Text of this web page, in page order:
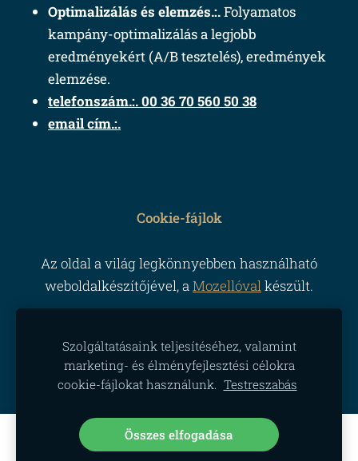
Optimalizálás és elemzés.:.Folyamatos
kampány-optimalizálás a legjobb
eredményekért (A/B tesztelés), eredmények
elemzése.
telefonszám.:. 00 36 70 560 50 38
email cím.:.
Cookie-fájlok
Az oldal a világ legkönnyebben használható
weboldalkészítőjével, aMozellóvalkészült.
Hozzon létre weboldalt vagy
Szolgáltatásaink teljesítéséhez, valamint
marketing- és élményfejlesztési célokra
cookie-fájlokat használunk. Testreszabás
Összes elfogadása